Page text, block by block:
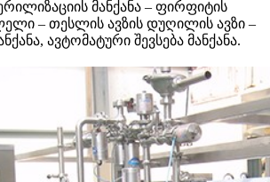
მანქანა – ფირფიტის
– თესლის ავზის დუღილის ავზი –
ავტომატური შევსება მანქანა.